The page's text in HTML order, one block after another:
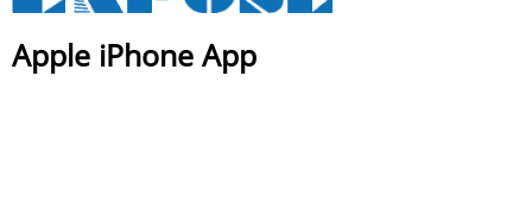
Apple iPhone App